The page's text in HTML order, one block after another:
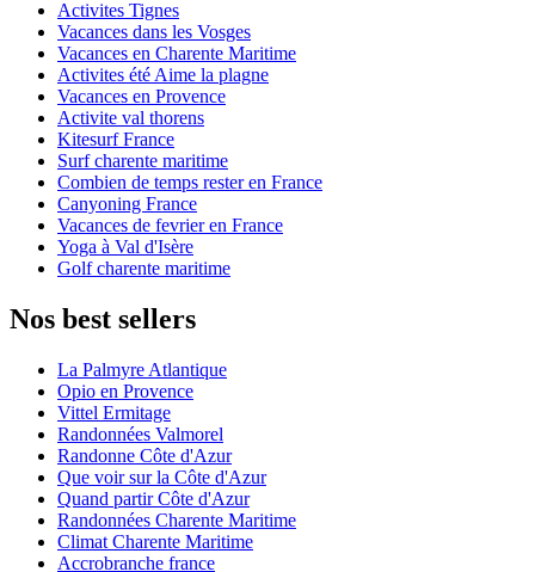
Activites Tignes
Vacances dans les Vosges
Vacances en Charente Maritime
Activites été Aime la plagne
Vacances en Provence
Activite val thorens
Kitesurf France
Surf charente maritime
Combien de temps rester en France
Canyoning France
Vacances de fevrier en France
Yoga à Val d'Isère
Golf charente maritime
Nos best sellers
La Palmyre Atlantique
Opio en Provence
Vittel Ermitage
Randonnées Valmorel
Randonne Côte d'Azur
Que voir sur la Côte d'Azur
Quand partir Côte d'Azur
Randonnées Charente Maritime
Climat Charente Maritime
Accrobranche france